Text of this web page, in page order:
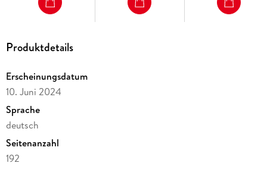
Produktdetails
Erscheinungsdatum
10. Juni 2024
Sprache
deutsch
Seitenanzahl
192